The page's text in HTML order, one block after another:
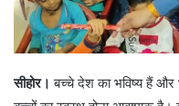
सीहोर।बच्चे देश का भविष्य हैं